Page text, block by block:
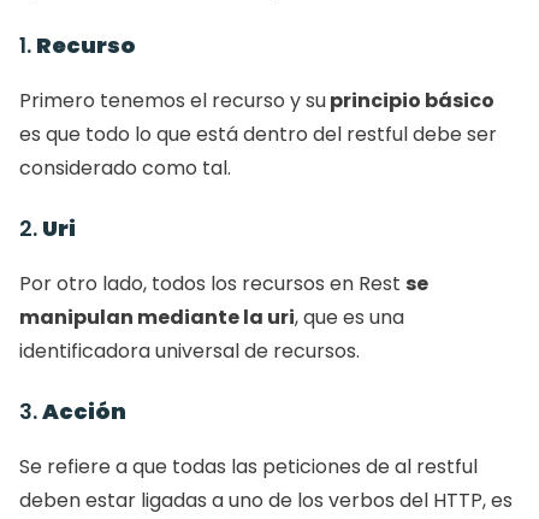
1. Recurso
Primero tenemos el recurso y su principio básico
es que todo lo que está dentro del restful debe ser
considerado como tal.
2. Uri
Por otro lado, todos los recursos en Rest se
manipulan mediante la uri, que es una
identificadora universal de recursos.
3. Acción
Se refiere a que todas las peticiones de al restful
deben estar ligadas a uno de los verbos del HTTP, es